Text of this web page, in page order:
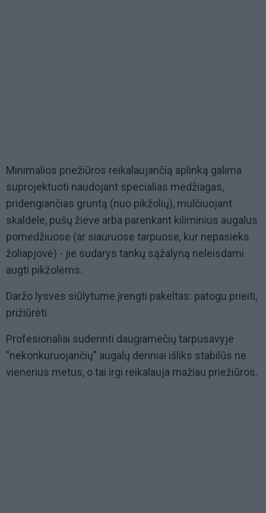
Minimalios priežiūros reikalaujančią aplinką galima
suprojektuoti naudojant specialias medžiagas,
pridengiančias gruntą (nuo pikžolių), mulčiuojant
skaldele, pušų žieve arba parenkant kiliminius augalus
pomedžiuose (ar siauruose tarpuose, kur nepasieks
žoliapjovė) - jie sudarys tankų sąžalyną neleisdami
augti pikžolėms.
Daržo lysves siūlytume įrengti pakeltas: patogu prieiti,
prižiūrėti.
Profesionaliai suderinti daugiamečių tarpusavyje
"nekonkuruojančių" augalų deriniai išliks stabilūs ne
vienerius metus, o tai irgi reikalauja mažiau priežiūros.